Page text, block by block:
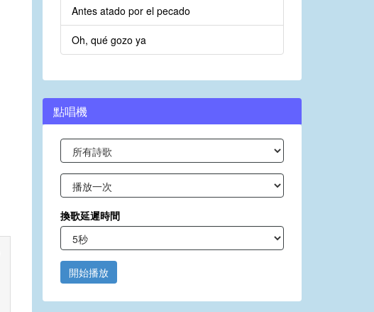
Antes atado por el pecado
Oh, qué gozo ya
點唱機
換歌延遲時間
開始播放